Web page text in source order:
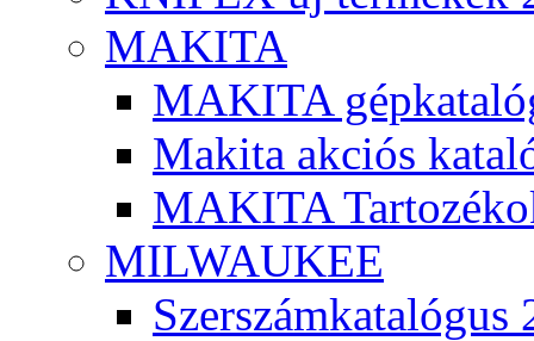
MAKITA
MAKITA
Makita akciós
MAKITA
MILWAUKEE
Szerszámkatalógus